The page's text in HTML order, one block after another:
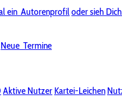
ein Autorenprofiloder sieh
Neue Termine
Aktive Nutzer Kartei-Leichen